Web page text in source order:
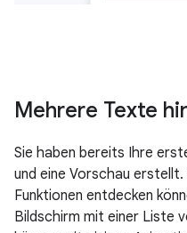
Mehrere Texte
Sie haben bereits Ihre
und eine Vorschau
Funktionen entdecken
Bildschirm mit einer Liste